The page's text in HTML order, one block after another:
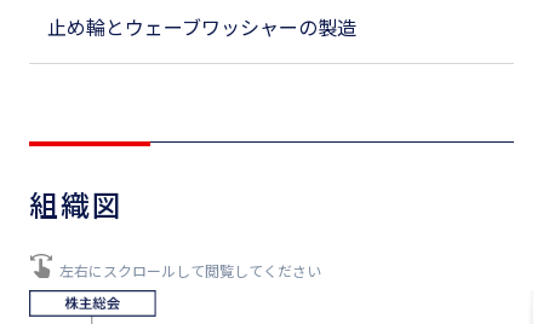
止め輪とウェーブワッシャーの製造
組織図